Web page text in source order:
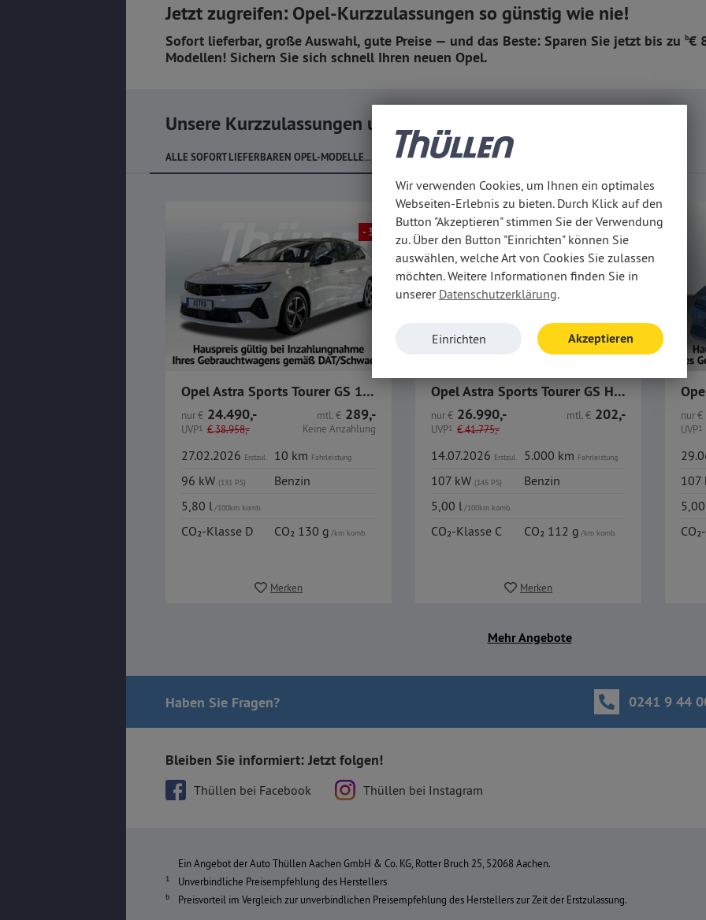
Jetzt zugreifen: Opel-Kurzzulassungen so günstig wie nie!
Sofort lieferbar, große Auswahl, gute Preise — und das Beste: Sparen Sie jetzt bis zu b€
Modellen! Sichern Sie sich schnell Ihren neuen Opel.
Unsere Kurzzulassungen und Jahreswagen
ALLE SOFORT LIEFERBAREN OPEL-MODELLE...
- 37%
Opel Astra Sports Tourer GS 1.2 Turbo, Allwetterreifen
nur€ 24.490,-
UVP1 €38.958,-
mtl.€ 289,-
Keine Anzahlung
27.02.2026 Erstzul. 10 km Fahrleistung
96 kW (131 PS)
Benzin
5,80 l/100km komb.
CO₂-Klasse D CO₂ 130 g/km komb.
Merken
Opel Astra Sports Tourer GS Hybrid 145 / R-Kamera / AHK
nur€ 26.990,-
UVP1 €41.775,-
mtl.€ 202,-
14.07.2026 Erstzul. 5.000 km Fahrleistung
107 kW (145 PS)
Benzin
5,00 l/100km komb.
CO₂-Klasse C CO₂ 112 g/km komb.
Merken
nur€
UVP1
107
Mehr Angebote
Haben Sie Fragen? 0241 9 44
Bleiben Sie informiert: Jetzt folgen!
Thüllen bei Facebook Thüllen bei Instagram
Ein Angebot der Auto Thüllen Aachen GmbH & Co. KG, Rotter Bruch 25, 52068 Aachen.
Unverbindliche Preisempfehlung des Herstellers
Preisvorteil im Vergleich zur unverbindlichen Preisempfehlung des Herstellers zur Zeit der Erstzulassung.
Wir verwenden Cookies, um Ihnen ein optimales
Webseiten-Erlebnis zu bieten. Durch Klick auf den
Button "Akzeptieren" stimmen Sie der Verwendung
zu. Über den Button "Einrichten" können Sie
auswählen, welche Art von Cookies Sie zulassen
möchten. Weitere Informationen finden Sie in
unserer Datenschutzerklärung.
Einrichten Akzeptieren